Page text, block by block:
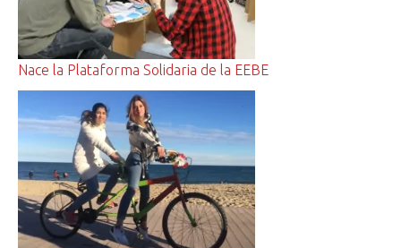
Nace la Plataforma Solidaria de la EEBE